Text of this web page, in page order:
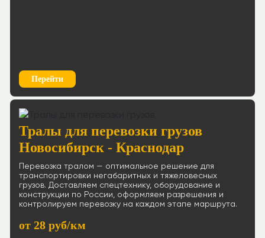
Перейти
Тралы для перевозки грузов
Новосибирск - Краснодар
Перевозка тралом — оптимальное решение для
транспортировки негабаритных и тяжеловесных
грузов. Доставляем спецтехнику, оборудование и
конструкции по России, оформляем разрешения и
контролируем перевозку на каждом этапе маршрута.
от 28 руб/км